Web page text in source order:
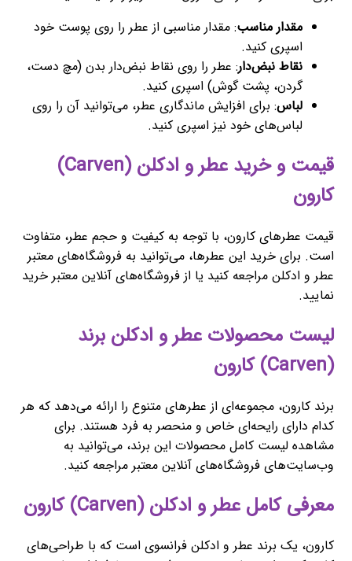
مقدار مناسب: مقدار مناسبی از عطر را روی پوست خود
اسپری کنید.
نقاط نبض‌دار: عطر را روی نقاط نبض‌دار بدن (مچ دست،
گردن، پشت گوش) اسپری کنید.
لباس: برای افزایش ماندگاری عطر، می‌توانید آن را روی
لباس‌های خود نیز اسپری کنید.
قیمت و خرید عطر و ادکلن (Carven)
کارون
قیمت عطرهای کارون، با توجه به کیفیت و حجم عطر، متفاوت
است. برای خرید این عطرها، می‌توانید به فروشگاه‌های معتبر
عطر و ادکلن مراجعه کنید یا از فروشگاه‌های آنلاین معتبر خرید
نمایید.
لیست محصولات عطر و ادکلن برند
(Carven) کارون
برند کارون، مجموعه‌ای از عطرهای متنوع را ارائه می‌دهد که هر
کدام دارای رایحه‌ای خاص و منحصر به فرد هستند. برای
مشاهده لیست کامل محصولات این برند، می‌توانید به
وب‌سایت‌های فروشگاه‌های آنلاین معتبر مراجعه کنید.
معرفی کامل عطر و ادکلن (Carven) کارون
کارون، یک برند عطر و ادکلن فرانسوی است که با طراحی‌های